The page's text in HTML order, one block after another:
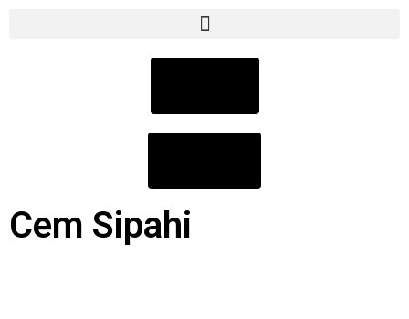
Cem Sipahi